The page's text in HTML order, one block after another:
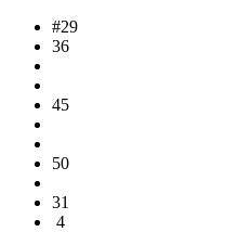
#29
36
45
50
31
4